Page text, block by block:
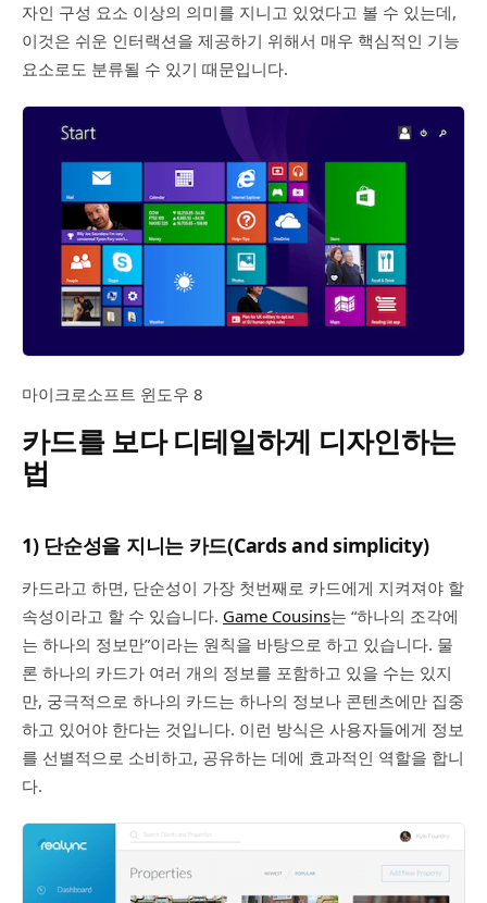
자인 구성 요소 이상의 의미를 지니고 있었다고 볼 수 있는데,
이것은 쉬운 인터랙션을 제공하기 위해서 매우 핵심적인 기능
요소로도 분류될 수 있기 때문입니다.
마이크로소프트 윈도우 8
카드를 보다 디테일하게 디자인하는
법
1) 단순성을 지니는 카드(Cards and simplicity)
카드라고 하면, 단순성이 가장 첫번째로 카드에게 지켜져야 할
속성이라고 할 수 있습니다. Game Cousins는 “하나의 조각에
는 하나의 정보만”이라는 원칙을 바탕으로 하고 있습니다. 물
론 하나의 카드가 여러 개의 정보를 포함하고 있을 수는 있지
만, 궁극적으로 하나의 카드는 하나의 정보나 콘텐츠에만 집중
하고 있어야 한다는 것입니다. 이런 방식은 사용자들에게 정보
를 선별적으로 소비하고, 공유하는 데에 효과적인 역할을 합니
다.